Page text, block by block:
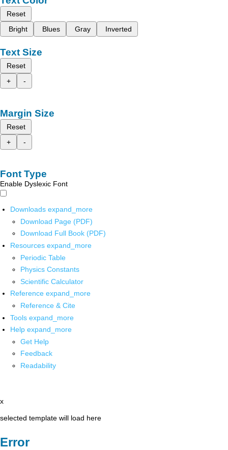
Reset
Bright
Blues Gray Inverted
Text Size
Reset
+
-
Margin Size
Reset
+
-
Font Type
Enable Dyslexic Font
Downloads expand_more
Download Page (PDF)
Download Full Book (PDF)
Resources expand_more
Periodic Table
Physics Constants
Scientific Calculator
Reference expand_more
Reference & Cite
Tools expand_more
Help expand_more
Get Help
Feedback
Readability
x
selected template will load here
Error